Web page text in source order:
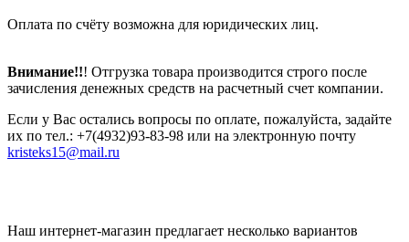
Оплата по счёту возможна для юридических лиц.
Внимание!!! Отгрузка товара производится строго после
зачисления денежных средств на расчетный счет компании.
Если у Вас остались вопросы по оплате, пожалуйста, задайте
их по тел.: +7(4932)93-83-98 или на электронную почту
kristeks15@mail.ru
Наш интернет-магазин предлагает несколько вариантов